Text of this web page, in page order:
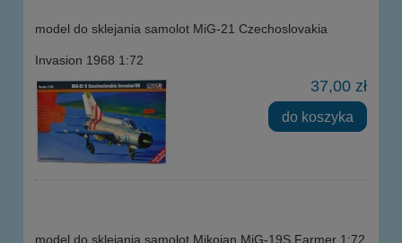
model do sklejania samolot MiG-21 Czechoslovakia
Invasion 1968 1:72
37,00 zł
do koszyka
model do sklejania samolot Mikojan MiG-19S Farmer 1:72